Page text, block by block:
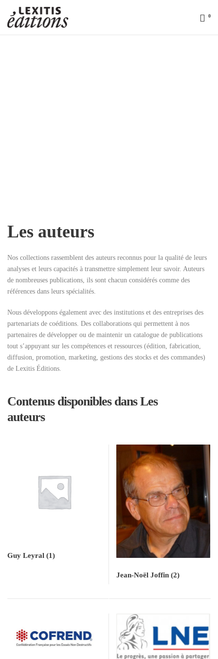
Lexitis
0
Les auteurs
Nos collections rassemblent des auteurs reconnus pour la qualité de leurs
analyses et leurs capacités à transmettre simplement leur savoir. Auteurs
de nombreuses publications, ils sont chacun considérés comme des
références dans leurs spécialités.
Nous développons également avec des institutions et des entreprises des
partenariats de coéditions. Des collaborations qui permettent à nos
partenaires de développer ou de maintenir un catalogue de publications
tout s’appuyant sur les compétences et ressources (édition, fabrication,
diffusion, promotion, marketing, gestions des stocks et des commandes)
de Lexitis Éditions.
Contenus disponibles dans Les
auteurs
Guy Leyral (1)
Jean-Noël Joffin (2)